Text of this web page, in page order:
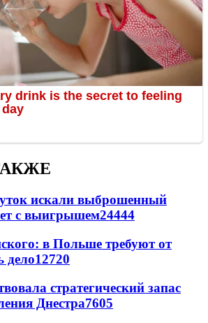
искали выброшенный
с выигрышем24444
в Польше требуют от
дело12720
стратегический запас
Днестра7605